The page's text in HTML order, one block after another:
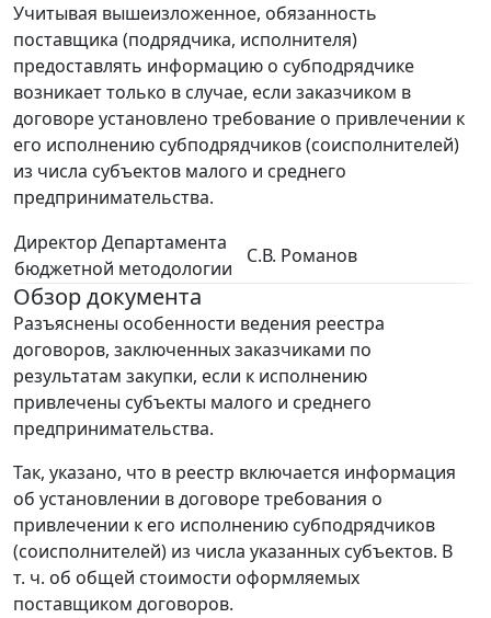
Учитывая вышеизложенное, обязанность
поставщика (подрядчика, исполнителя)
предоставлять информацию о субподрядчике
возникает только в случае, если заказчиком в
договоре установлено требование о привлечении к
его исполнению субподрядчиков (соисполнителей)
из числа субъектов малого и среднего
предпринимательства.
Директор Департамента
бюджетной методологии
С.В. Романов
Обзор документа
Разъяснены особенности ведения реестра
договоров, заключенных заказчиками по
результатам закупки, если к исполнению
привлечены субъекты малого и среднего
предпринимательства.
Так, указано, что в реестр включается информация
об установлении в договоре требования о
привлечении к его исполнению субподрядчиков
(соисполнителей) из числа указанных субъектов. В
т. ч. об общей стоимости оформляемых
поставщиком договоров.